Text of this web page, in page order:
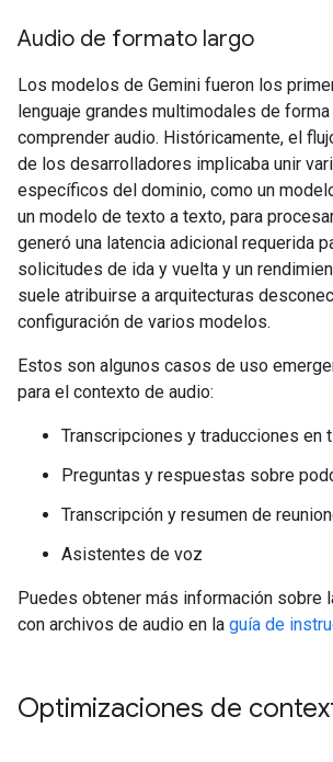
Audio de formato largo
Los modelos de Gemini fueron los
lenguaje grandes multimodales de
comprender audio. Históricamente, el
de los desarrolladores implicaba unir
específicos del dominio, como un
un modelo de texto a texto, para
generó una latencia adicional requerida
solicitudes de ida y vuelta y un
suele atribuirse a arquitecturas
configuración de varios modelos.
Estos son algunos casos de uso
para el contexto de audio:
Transcripciones y traducciones en
Preguntas y respuestas sobre
Transcripción y resumen de
Asistentes de voz
Puedes obtener más información sobre
con archivos de audio en la guía de
Optimizaciones de